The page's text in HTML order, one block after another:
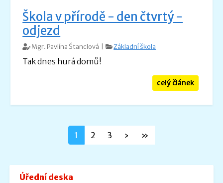
Škola v přírodě - den čtvrtý -
odjezd
Mgr. Pavlína Štanclová | Základní škola
Tak dnes hurá domů!
celý článek
1 2 3 › »
Úřední deska